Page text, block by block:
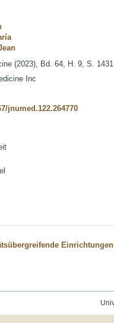
(2023), Bd. 64, H. 9, S.
Inc
jnumed.122.264770
Einrichtungen